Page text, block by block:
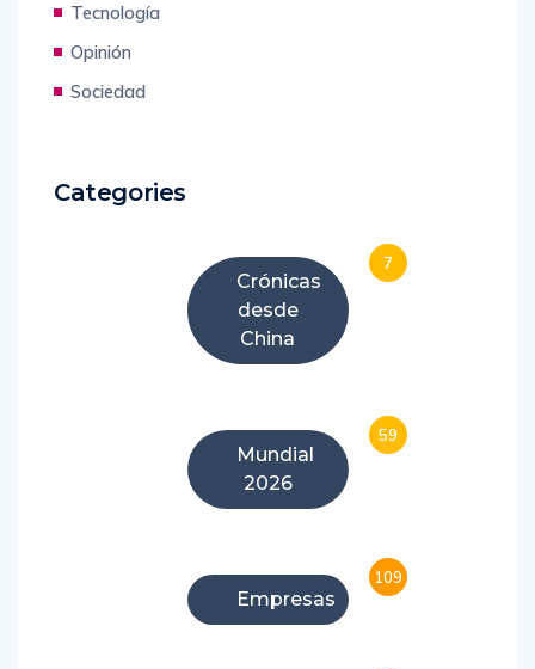
Tecnología
Opinión
Sociedad
Categories
Crónicas
desde
China
7
Mundial
2026
59
Empresas
109